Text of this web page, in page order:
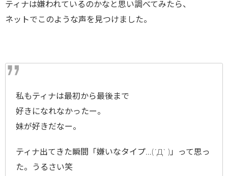
ティナは嫌われているのかなと思い調べてみたら、
ネットでこのような声を見つけました。
私もティナは最初から最後まで
好きになれなかったー。
妹が好きだなー。
ティナ出てきた瞬間「嫌いなタイプ…(´Д` )」って思っ
た。うるさい笑